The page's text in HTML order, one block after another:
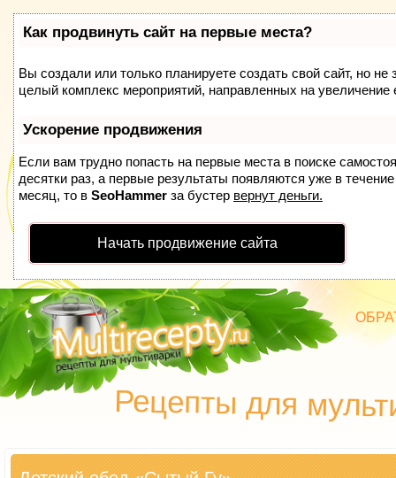
Как продвинуть сайт на первые места?
Вы создали или только планируете создать свой сайт, но
целый комплекс мероприятий, направленных на
Ускорение продвижения
Если вам трудно попасть на первые места в поиске
десятки раз, а первые результаты появляются уже в
месяц, то в SeoHammer за бустер вернут деньги.
Начать продвижение сайта
Рецепты для